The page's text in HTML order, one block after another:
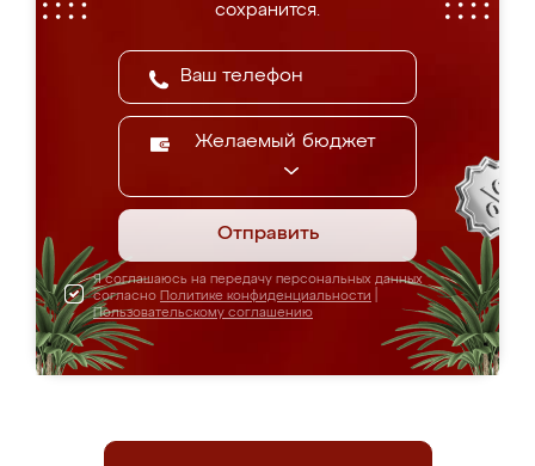
сохранится.
Желаемый бюджет
Отправить
Я соглашаюсь на передачу персональных данных
согласно Политике конфиденциальности
Пользовательскому соглашению